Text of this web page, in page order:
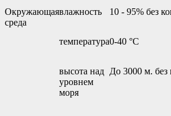
Окружающая
среда
влажность 10 - 95% без
температура0-40 °С
высота над
уровнем
моря
До 3000 м.